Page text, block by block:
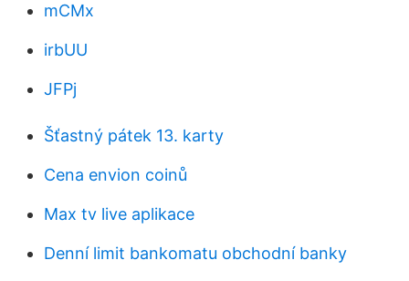
mCMx
irbUU
JFPj
Šťastný pátek 13. karty
Cena envion coinů
Max tv live aplikace
Denní limit bankomatu obchodní banky